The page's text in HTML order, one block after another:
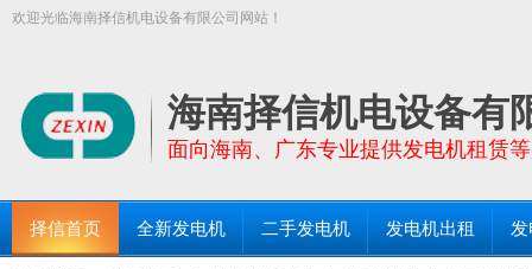
欢迎光临海南择信机电设备有限公司网站！
三亚发电机出租、琼海发电机出租等区域均设有仓库和服务点！
海南择信机电设备有
面向海南、广东专业提供发电机租赁
择信首页 全新发电机 二手发电机 发电机出租